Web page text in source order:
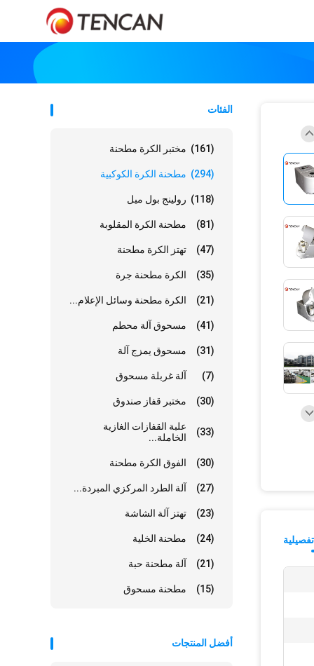
الفئات
مختبر الكرة مطحنة (161)
مطحنة الكرة الكوكبية (294)
رولينج بول ميل (118)
مطحنة الكرة المقلوبة (81)
تهتز الكرة مطحنة (47)
الكرة مطحنة جرة (35)
الكرة مطحنة وسائل الإعلام... (21)
مسحوق آلة محطم (41)
مسحوق يمزج آلة (31)
آلة غربلة مسحوق (7)
مختبر قفاز صندوق (30)
علبة القفازات الغازية
الخاملة...
(33)
الفوق الكرة مطحنة (30)
آلة الطرد المركزي المبردة... (27)
تهتز آلة الشاشة (23)
مطحنة الخلية (24)
آلة مطحنة حبة (21)
مطحنة مسحوق (15)
أفضل المنتجات